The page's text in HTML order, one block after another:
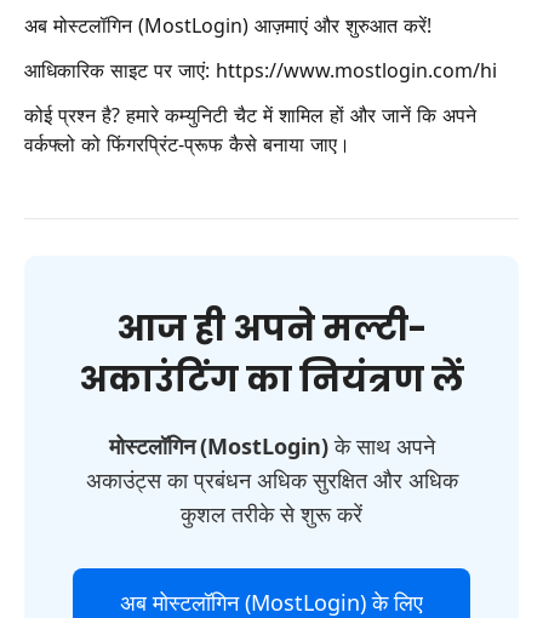
अब मोस्टलॉगिन (MostLogin) आज़माएं और शुरुआत करें!
आधिकारिक साइट पर जाएं: https://www.mostlogin.com/hi
कोई प्रश्न है? हमारे कम्युनिटी चैट में शामिल हों और जानें कि अपने
वर्कफ्लो को फिंगरप्रिंट-प्रूफ कैसे बनाया जाए।
आज ही अपने मल्टी-
अकाउंटिंग का नियंत्रण लें
मोस्टलॉगिन (MostLogin)के साथ अपने
अकाउंट्स का प्रबंधन अधिक सुरक्षित और अधिक
कुशल तरीके से शुरू करें
अब मोस्टलॉगिन (MostLogin) के लिए